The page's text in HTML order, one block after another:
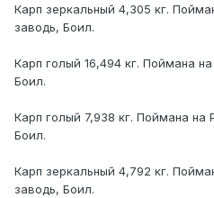
Карп зеркальный 4,305 кг.
заводь, Боил.
Карп голый 16,494 кг. Поймана
Боил.
Карп голый 7,938 кг. Поймана на
Боил.
Карп зеркальный 4,792 кг.
заводь, Боил.